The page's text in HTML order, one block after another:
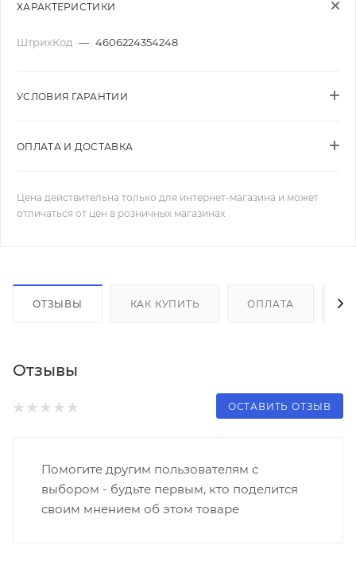
ХАРАКТЕРИСТИКИ
ШтрихКод — 4606224354248
УСЛОВИЯ ГАРАНТИИ
ОПЛАТА И ДОСТАВКА
Цена действительна только для интернет-магазина и может
отличаться от цен в розничных магазинах
ОТЗЫВЫ КАК КУПИТЬ ОПЛАТА
Отзывы
ОСТАВИТЬ ОТЗЫВ
Помогите другим пользователям с
выбором - будьте первым, кто поделится
своим мнением об этом товаре